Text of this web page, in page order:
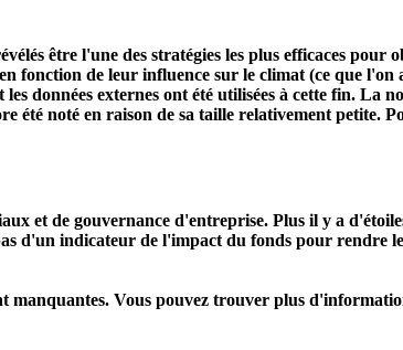
être l'une des stratégies les plus efficaces
de leur influence sur le climat (ce que l'on
données externes ont été utilisées à cette fin. La
été noté en raison de sa taille relativement petite.
et de gouvernance d'entreprise. Plus il y a
d'un indicateur de l'impact du fonds pour rendre
manquantes. Vous pouvez trouver plus